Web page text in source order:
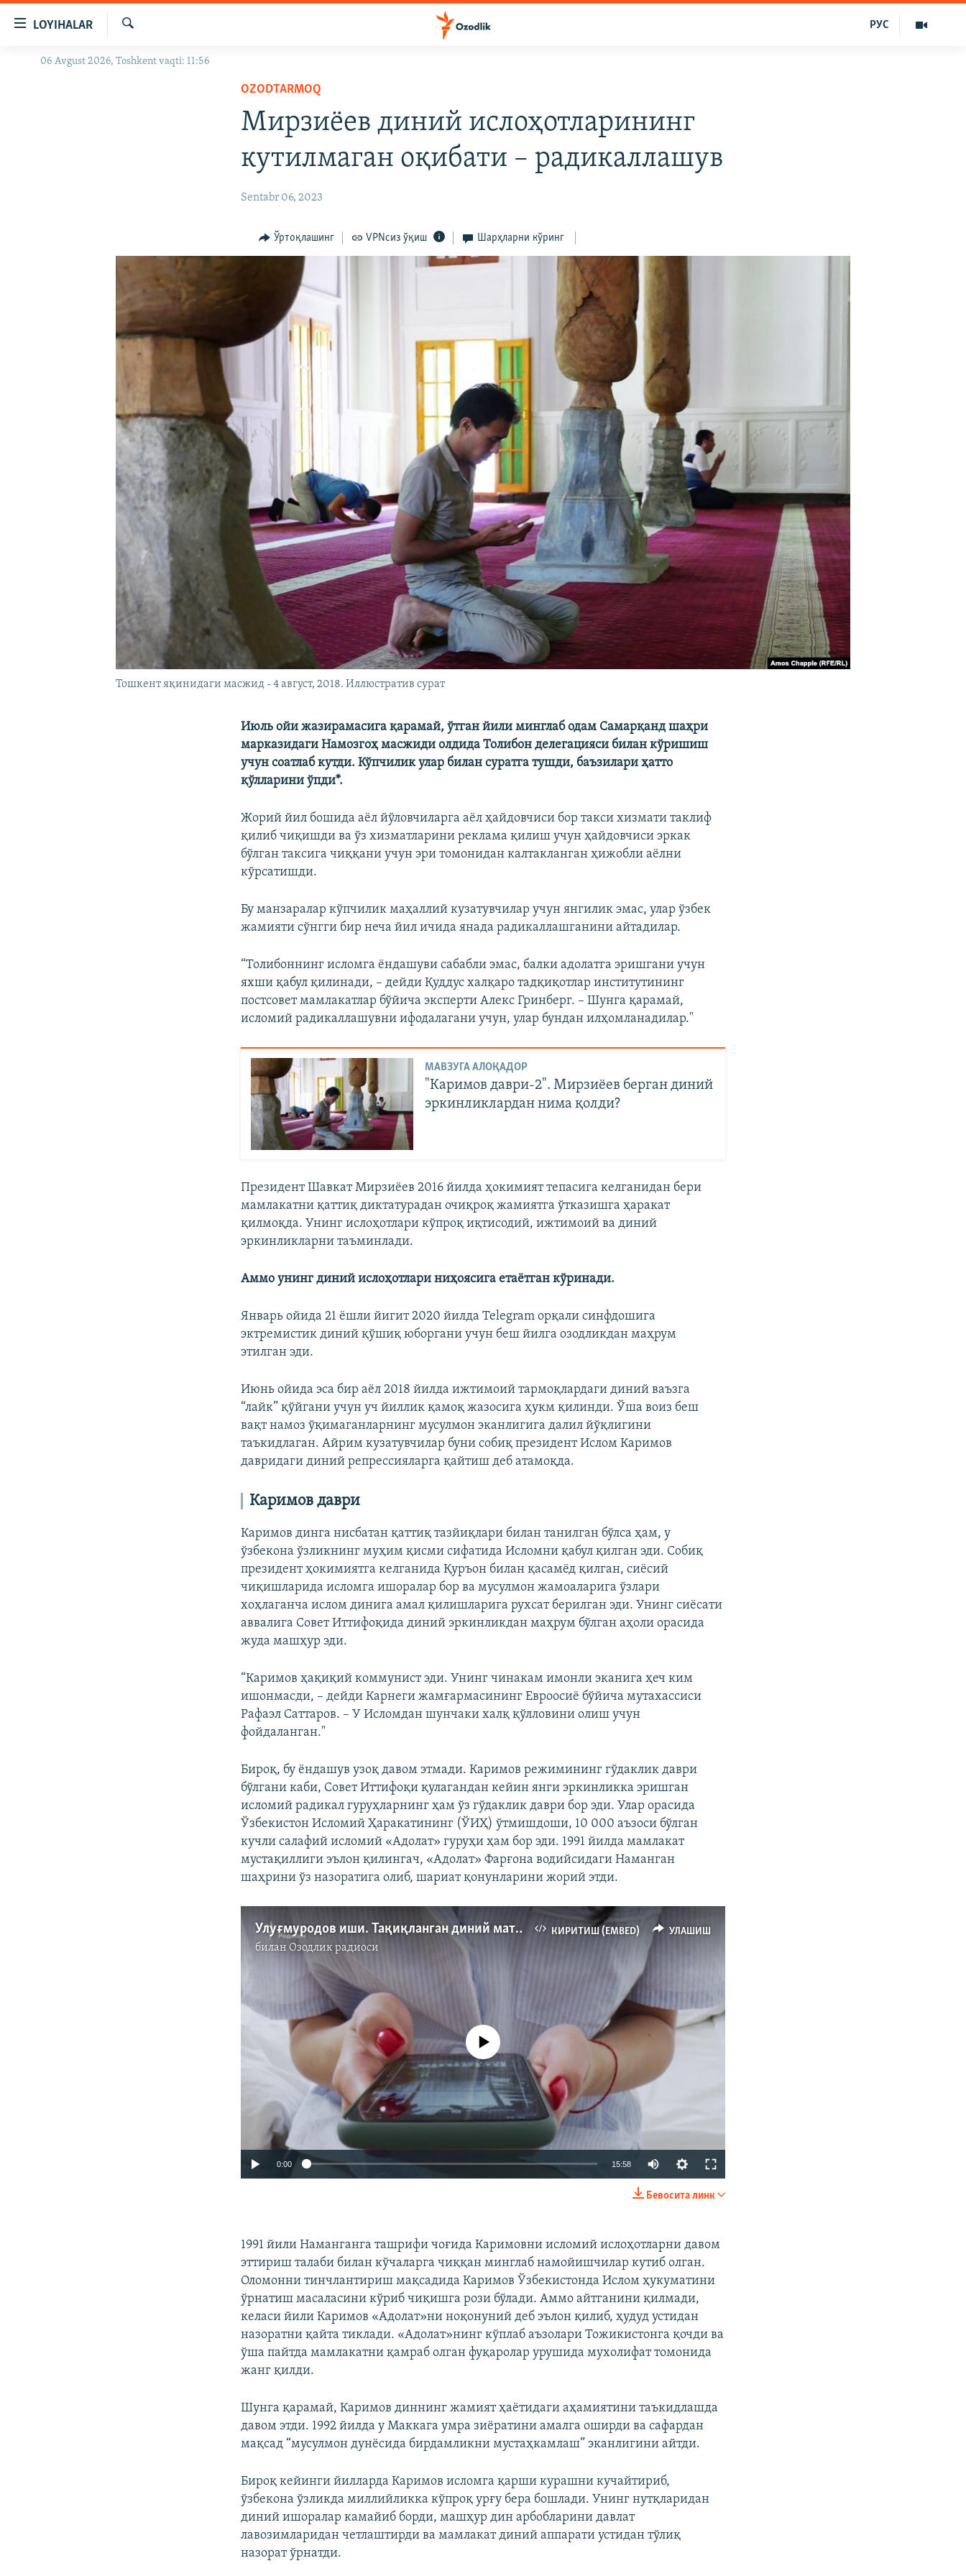
Бош
LOYIHALAR
OZODLIK SURISHTIRUVLARI
Излаш
РУС
06 Avgust 2026, Toshkent vaqti: 11:56
OZODTARMOQ
Мирзиёев диний ислоҳотларининг
кутилмаган оқибати – радикаллашув
Sentabr 06, 2023
Ўртоқлашинг VPNсиз ўқиш Шарҳларни кўринг
Тошкент яқинидаги масжид - 4 август, 2018. Иллюстратив сурат
Июль ойи жазирамасига қарамай, ўтган йили минглаб одам Самарқанд шаҳри
марказидаги Намозгоҳ масжиди олдида Толибон делегацияси билан кўришиш
учун соатлаб кутди. Кўпчилик улар билан суратга тушди, баъзилари ҳатто
қўлларини ўпди*.
Жорий йил бошида аёл йўловчиларга аёл ҳайдовчиси бор такси хизмати таклиф
қилиб чиқишди ва ўз хизматларини реклама қилиш учун ҳайдовчиси эркак
бўлган таксига чиққани учун эри томонидан калтакланган ҳижобли аёлни
кўрсатишди.
Бу манзаралар кўпчилик маҳаллий кузатувчилар учун янгилик эмас, улар ўзбек
жамияти сўнгги бир неча йил ичида янада радикаллашганини айтадилар.
“Толибоннинг исломга ёндашуви сабабли эмас, балки адолатга эришгани учун
яхши қабул қилинади, – дейди Қуддус халқаро тадқиқотлар институтининг
постсовет мамлакатлар бўйича эксперти Алекс Гринберг. – Шунга қарамай,
исломий радикаллашувни ифодалагани учун, улар бундан илҳомланадилар."
МАВЗУГА АЛОҚАДОР
"Каримов даври-2". Мирзиёев берган диний
эркинликлардан нима қолди?
Президент Шавкат Мирзиёев 2016 йилда ҳокимият тепасига келганидан бери
мамлакатни қаттиқ диктатурадан очиқроқ жамиятга ўтказишга ҳаракат
қилмоқда. Унинг ислоҳотлари кўпроқ иқтисодий, ижтимоий ва диний
эркинликларни таъминлади.
Аммо унинг диний ислоҳотлари ниҳоясига етаётган кўринади.
Январь ойида 21 ёшли йигит 2020 йилда Telegram орқали синфдошига
эктремистик диний қўшиқ юборгани учун беш йилга озодликдан маҳрум
этилган эди.
Июнь ойида эса бир аёл 2018 йилда ижтимоий тармоқлардаги диний ваъзга
“лайк” қўйгани учун уч йиллик қамоқ жазосига ҳукм қилинди. Ўша воиз беш
вақт намоз ўқимаганларнинг мусулмон эканлигига далил йўқлигини
таъкидлаган. Айрим кузатувчилар буни собиқ президент Ислом Каримов
давридаги диний репрессияларга қайтиш деб атамоқда.
Каримов даври
Каримов динга нисбатан қаттиқ тазйиқлари билан танилган бўлса ҳам, у
ўзбекона ўзликнинг муҳим қисми сифатида Исломни қабул қилган эди. Собиқ
президент ҳокимиятга келганида Қуръон билан қасамёд қилган, сиёсий
чиқишларида исломга ишоралар бор ва мусулмон жамоаларига ўзлари
хоҳлаганча ислом динига амал қилишларига рухсат берилган эди. Унинг сиёсати
аввалига Совет Иттифоқида диний эркинликдан маҳрум бўлган аҳоли орасида
жуда машҳур эди.
“Каримов ҳақиқий коммунист эди. Унинг чинакам имонли эканига ҳеч ким
ишонмасди, – дейди Карнеги жамғармасининг Евроосиё бўйича мутахассиси
Рафаэл Саттаров. – У Исломдан шунчаки халқ қўлловини олиш учун
фойдаланган."
Бироқ, бу ёндашув узоқ давом этмади. Каримов режимининг гўдаклик даври
бўлгани каби, Совет Иттифоқи қулагандан кейин янги эркинликка эришган
исломий радикал гуруҳларнинг ҳам ўз гўдаклик даври бор эди. Улар орасида
Ўзбекистон Исломий Ҳаракатининг (ЎИҲ) ўтмишдоши, 10 000 аъзоси бўлган
кучли салафий исломий «Адолат» гуруҳи ҳам бор эди. 1991 йилда мамлакат
мустақиллиги эълон қилингач, «Адолат» Фарғона водийсидаги Наманган
шаҳрини ўз назоратига олиб, шариат қонунларини жорий этди.
КИРИТИШ (EMBED) УЛАШИШ
Улуғмуродов иши. Тақиқланган диний материалларни ким тақиқлаган?
биланОзодлик радиоси
Auto 240p 360p 480p
720p
Айни дамда медиа-манба мавжуд эмас
0:00 15:58
720p
Бевосита линк
1991 йили Наманганга ташрифи чоғида Каримовни исломий ислоҳотларни давом
эттириш талаби билан кўчаларга чиққан минглаб намойишчилар кутиб олган.
Оломонни тинчлантириш мақсадида Каримов Ўзбекистонда Ислом ҳукуматини
ўрнатиш масаласини кўриб чиқишга рози бўлади. Аммо айтганини қилмади,
келаси йили Каримов «Адолат»ни ноқонуний деб эълон қилиб, ҳудуд устидан
назоратни қайта тиклади. «Адолат»нинг кўплаб аъзолари Тожикистонга қочди ва
ўша пайтда мамлакатни қамраб олган фуқаролар урушида мухолифат томонида
жанг қилди.
Шунга қарамай, Каримов диннинг жамият ҳаётидаги аҳамиятини таъкидлашда
давом этди. 1992 йилда у Маккага умра зиёратини амалга оширди ва сафардан
мақсад “мусулмон дунёсида бирдамликни мустаҳкамлаш” эканлигини айтди.
Бироқ кейинги йилларда Каримов исломга қарши курашни кучайтириб,
ўзбекона ўзликда миллийликка кўпроқ урғу бера бошлади. Унинг нутқларидан
диний ишоралар камайиб борди, машҳур дин арбобларини давлат
лавозимларидан четлаштирди ва мамлакат диний аппарати устидан тўлиқ
назорат ўрнатди.